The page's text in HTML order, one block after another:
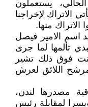
يستعملون
الاتراك لإخراجنا
الاتراك منها.
اسم الامير فيصل
تألمها لما جرى
فوق ذلك تشير
اللائق لعرش
في 11 آب 1920 برقية مصدرها لندن،
لمقابلة رئيس